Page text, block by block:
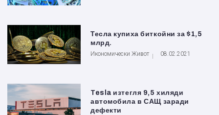
Тесла купиха биткойни за $1,5
млрд.
Икономически Живот 08.02.2021
Tesla изтегля 9,5 хиляди
автомобила в САЩ заради
дефекти